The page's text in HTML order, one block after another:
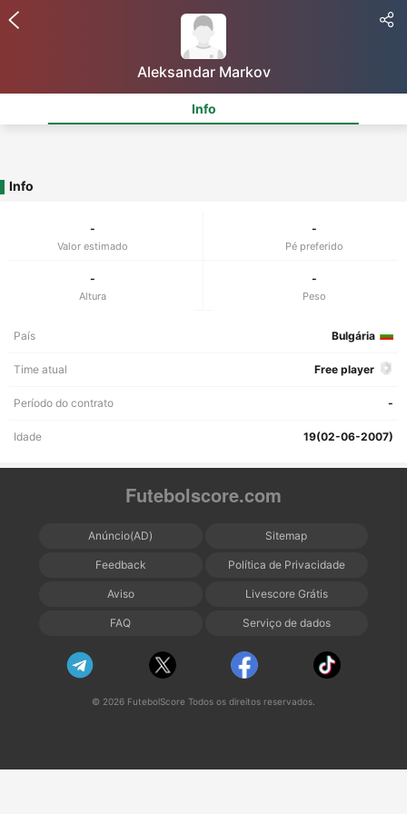
Aleksandar Markov
Info
Info
-
Valor estimado
-
Pé preferido
-
Altura
-
Peso
País Bulgária
Time atual Free player
Período do contrato -
Idade 19(02-06-2007)
Futebolscore.com
Anúncio(AD) Sitemap
Feedback Política de Privacidade
Aviso Livescore Grátis
FAQ Serviço de dados
© 2026 FutebolScore Todos os direitos reservados.